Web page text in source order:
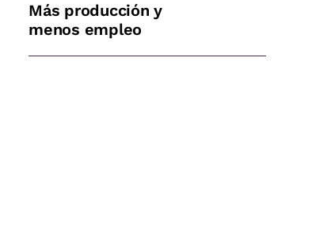
Más producción y
menos empleo